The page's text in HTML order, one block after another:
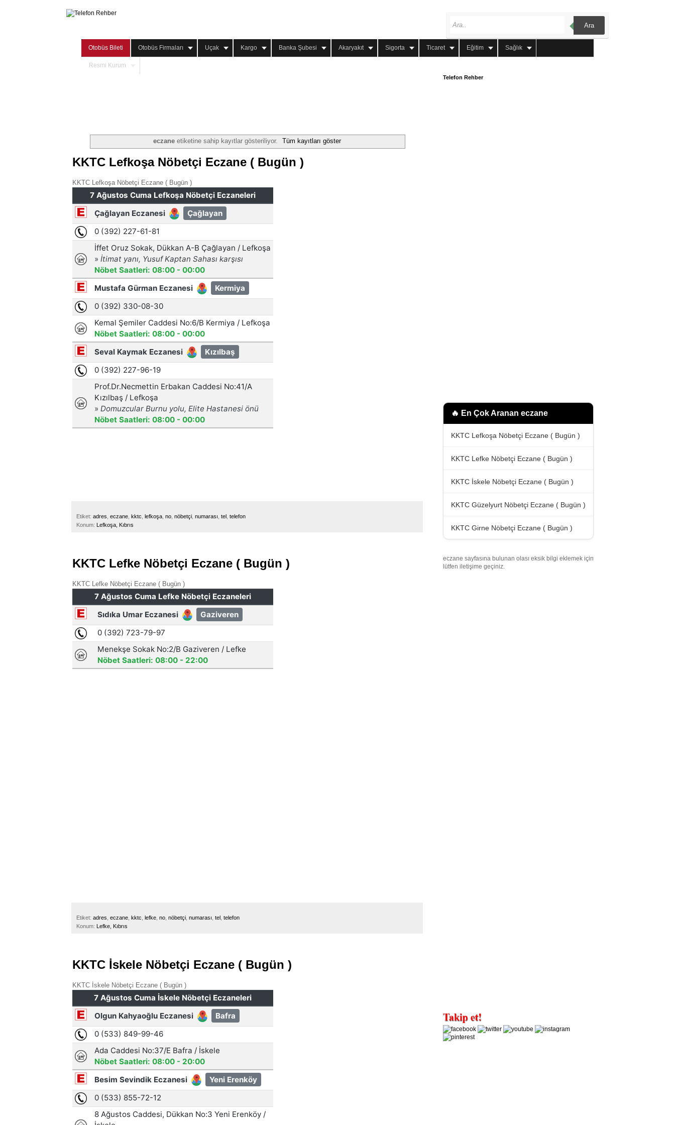
Ara
Otobüs Bileti Otobüs Firmaları Uçak Kargo Banka Şubesi Akaryakıt Sigorta Ticaret Eğitim Sağlık
Resmi Kurum
eczaneetiketine sahip kayıtlar gösteriliyor. Tüm kayıtları göster
KKTC Lefkoşa Nöbetçi Eczane ( Bugün )
KKTC Lefkoşa Nöbetçi Eczane ( Bugün )
Etiket: adres eczane kktc lefkoşa no nöbetçi numarası tel telefon
Konum: Lefkoşa, Kıbrıs
KKTC Lefke Nöbetçi Eczane ( Bugün )
KKTC Lefke Nöbetçi Eczane ( Bugün )
Etiket: adres eczane kktc lefke no nöbetçi numarası tel
telefon
Konum:
Lefke, Kıbrıs
KKTC İskele Nöbetçi Eczane ( Bugün )
KKTC İskele Nöbetçi Eczane ( Bugün )
Telefon Rehber
🔥 En Çok Aranan eczane
KKTC Lefkoşa Nöbetçi Eczane ( Bugün )
KKTC Lefke Nöbetçi Eczane ( Bugün )
KKTC İskele Nöbetçi Eczane ( Bugün )
KKTC Güzelyurt Nöbetçi Eczane ( Bugün )
KKTC Girne Nöbetçi Eczane ( Bugün )
eczane sayfasına bulunan olası eksik bilgi eklemek için
lütfen iletişime geçiniz.